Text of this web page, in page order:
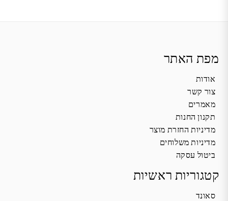
מפת האתר
אודות
צור קשר
מאמרים
תקנון החנות
מדיניות החזרת מוצר
מדיניות משלוחים
ביטול עסקה
קטגוריות ראשיות
סאונד